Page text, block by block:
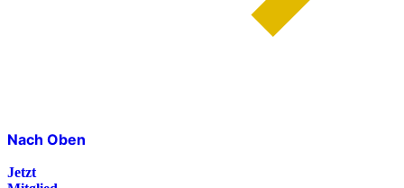
Nach Oben
Jetzt